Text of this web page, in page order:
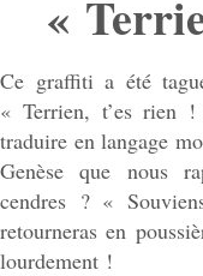
«
Ce graffiti a été
« Terrien, t’es rien
traduire en langage
Genèse que nous
cendres ? «
retourneras en
lourdement !